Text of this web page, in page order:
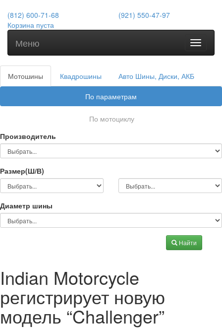
(812) 600-71-68
(921) 550-47-97
Корзина пуста
Toggle
Меню
Мотошины Квадрошины Авто Шины, Диски, АКБ
По параметрам
По мотоциклу
Производитель
Размер(Ш/В)
Диаметр шины
Найти
Indian Motorcycle
регистрирует новую
модель “Challenger”